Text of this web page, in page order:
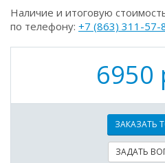
Наличие и итоговую
по телефону: +7 (863) 311-57-
6950
ЗАКАЗАТЬ
ЗАДАТЬ